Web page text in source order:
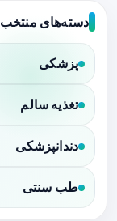
دسته‌های منتخب
پزشکی
تغذیه سالم
دندانپزشکی
طب سنتی